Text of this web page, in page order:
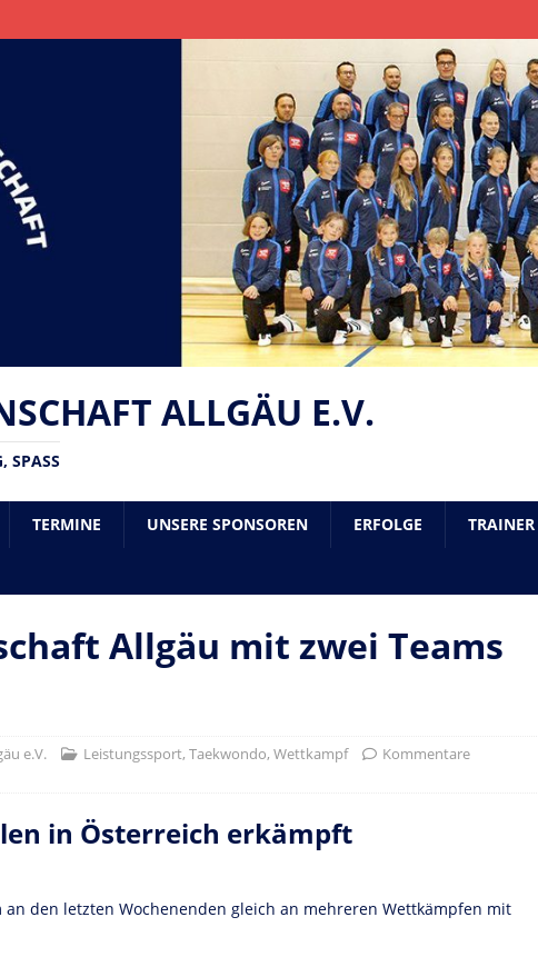
ALLGÄU E.V.
TERMINE UNSERE SPONSOREN ERFOLGE TRAINER
Allgäu mit zwei Teams
e.V. Leistungssport, Taekwondo, Wettkampf
Kommentare
in Österreich erkämpft
den letzten Wochenenden gleich an mehreren Wettkämpfen mit